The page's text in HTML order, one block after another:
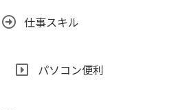
仕事スキル
パソコン便利